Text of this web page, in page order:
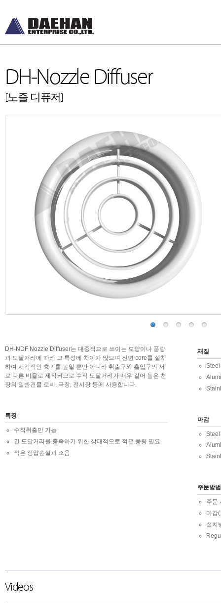
DH-Nozzle Diffuser
[노즐 디퓨저]
DH-NDF Nozzle Diffuser는 대중적으로 쓰이는 모양이나 풍량
과 도달거리에 따라 그 특성에 차이가 많으며 전면 core를 설치
하여 시각적인 효과를 높일 뿐만 아니라 취출구와 흡입구의 서
로 다른 비율로 제작되므로 수직 도달거리가 매우 길어 높은 천
장의 일반건물 로비, 극장, 전시장 등에 사용합니다.
특징
수직취출만 가능
긴 도달거리를 충족하기 위한 상대적으로 적은 풍량 필요
적은 정압손실과 소음
재질
Steel
마감
Steel
주문방법
주문
마감
설치
Videos
DH-Diffusers
[디퓨저]
DH-Floor Diffusers
[바닥형]
DH-Dampers
[댐퍼]
Grilles and Louvers
[그릴, 루버]
ETC , Accessories
[악세서리]